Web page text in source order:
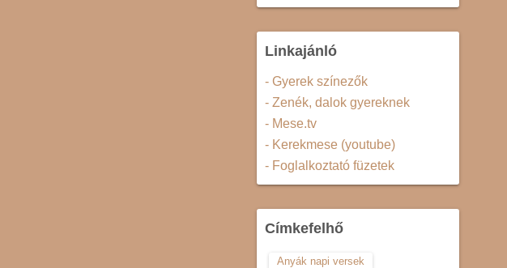
Linkajánló
- Gyerek színezők
- Zenék, dalok gyereknek
- Mese.tv
- Kerekmese (youtube)
- Foglalkoztató füzetek
Címkefelhő
Anyák napi versek